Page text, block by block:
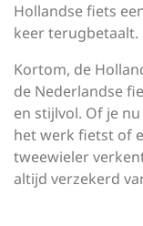
Hollandse fiets
keer terugbetaalt.
Kortom, de
de Nederlandse
en stijlvol. Of je
het werk fietst of
tweewieler
altijd verzekerd